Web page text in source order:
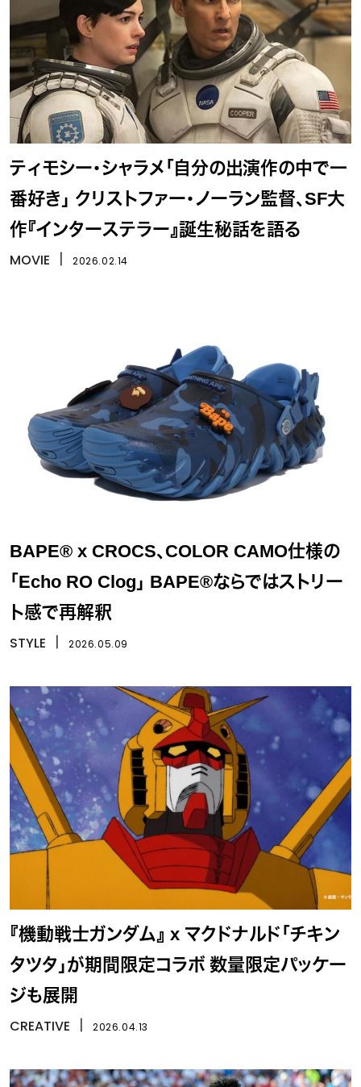
ティモシー・シャラメ「自分の出演作の中で一
番好き」 クリストファー・ノーラン監督、SF大
作『インターステラー』誕生秘話を語る
MOVIE 2026.02.14
BAPE® x CROCS、COLOR CAMO仕様の
「Echo RO Clog」 BAPE®ならではストリー
ト感で再解釈
STYLE 2026.05.09
『機動戦士ガンダム』 x マクドナルド「チキン
タツタ」が期間限定コラボ 数量限定パッケー
ジも展開
CREATIVE 2026.04.13